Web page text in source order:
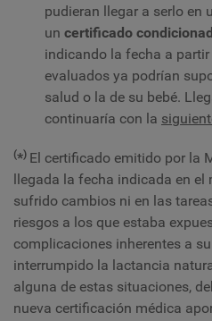
pudieran llegar a serlo en
un certificado
indicando la fecha a
evaluados ya podrían
salud o la de su bebé.
continuaría con la
(*) El certificado emitido por la
llegada la fecha indicada en
sufrido cambios ni en las
riesgos a los que estaba
complicaciones inherentes a
interrumpido la lactancia
alguna de estas situaciones,
nueva certificación médica